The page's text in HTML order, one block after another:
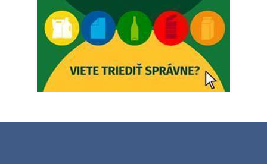
Dnešný zvoz odpadu
Vážený občan, dnes 5. 8. sa zváža komunálny odpad.
5. augusta 2026 05:00